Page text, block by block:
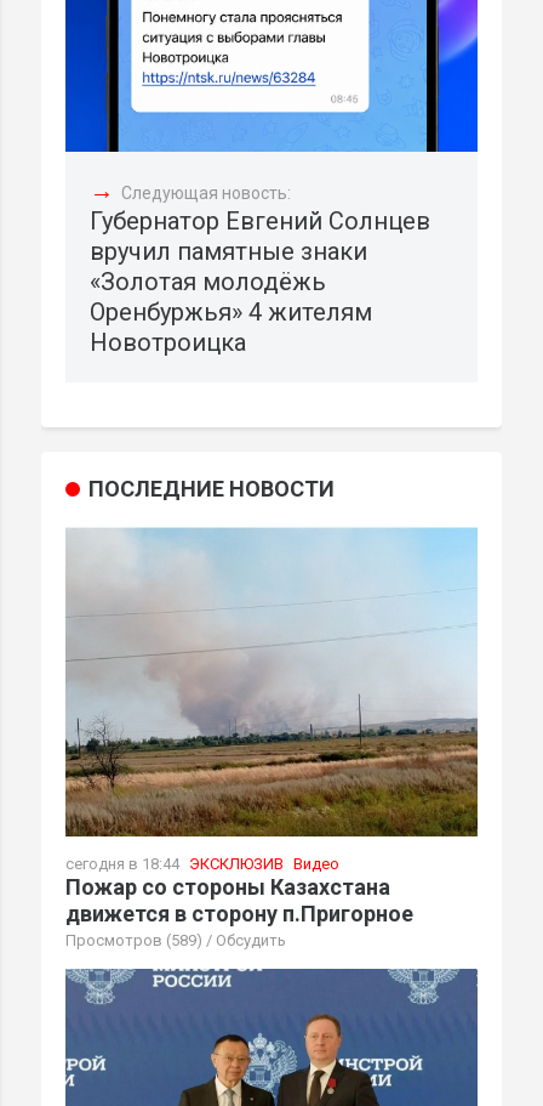
→ Следующая новость:
Губернатор Евгений Солнцев
вручил памятные знаки
«Золотая молодёжь
Оренбуржья» 4 жителям
Новотроицка
ПОСЛЕДНИЕ НОВОСТИ
сегодня в 18:44 ЭКСКЛЮЗИВ Видео
Пожар со стороны Казахстана
движется в сторону п.Пригорное
Просмотров (589) / Обсудить